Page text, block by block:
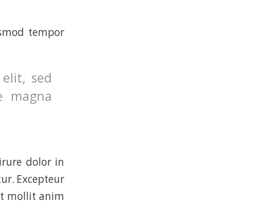
tempor
sed
magna
dolor in
Excepteur
mollit anim